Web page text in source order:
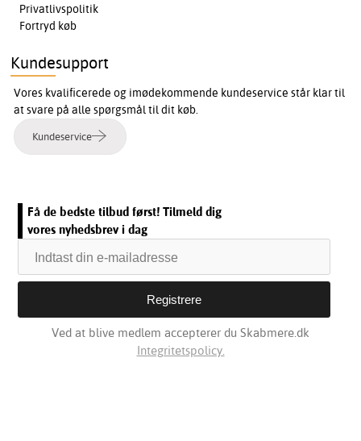
Privatlivspolitik
Fortryd køb
Kundesupport
Vores kvalificerede og imødekommende kundeservice står klar til
at svare på alle spørgsmål til dit køb.
Kundeservice
Få de bedste tilbud først! Tilmeld dig
vores nyhedsbrev i dag
Ved at blive medlem accepterer du Skabmere.dk
Integritetspolicy.